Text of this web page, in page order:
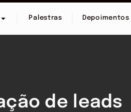
Palestras Depoimentos
de leads